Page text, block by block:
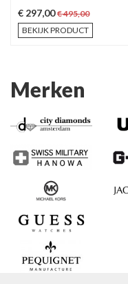
€ 297,00€ 495,00
BEKIJK PRODUCT
Merken